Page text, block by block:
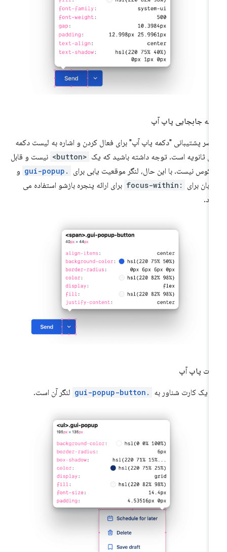
جابجایی پاپ آپ
پشتیبانی "دکمه پاپ آپ" برای فعال کردن و اشاره به لیست دکمه
ثانویه است. توجه داشته باشید که یک <button>
نیست و قابل
نیست. با این حال، لنگر موقعیت یابی برای .gui-popup
و
برای :focus-within
برای ارائه پنجره بازشو استفاده می
پاپ آپ
یک کارت شناور به .gui-popup-button لنگر آن است.